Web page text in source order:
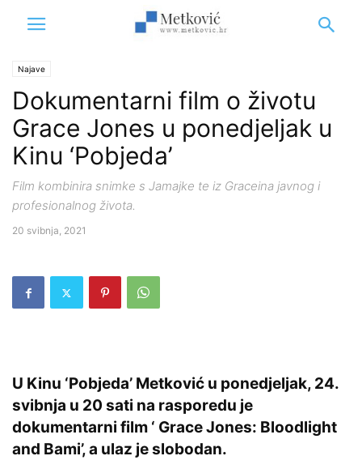
Najave
Dokumentarni film o životu
Grace Jones u ponedjeljak u
Kinu ‘Pobjeda’
Film kombinira snimke s Jamajke te iz Graceina javnog i
profesionalnog života.
20 svibnja, 2021
U Kinu ‘Pobjeda’ Metković u ponedjeljak, 24.
svibnja u 20 sati na rasporedu je
dokumentarni film ‘ Grace Jones: Bloodlight
and Bami’, a ulaz je slobodan.